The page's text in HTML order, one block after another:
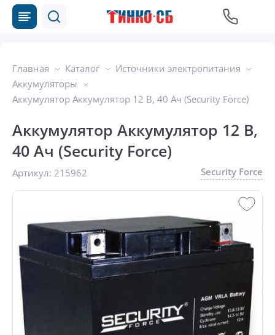
Главная Каталог
Источники электропитания
Аккумуляторы
Аккумулятор Аккумулятор 12 В, 40 Ач (Security Force)
Аккумулятор Аккумулятор 12 В,
40 Ач (Security Force)
Артикул: 215962 Security Force